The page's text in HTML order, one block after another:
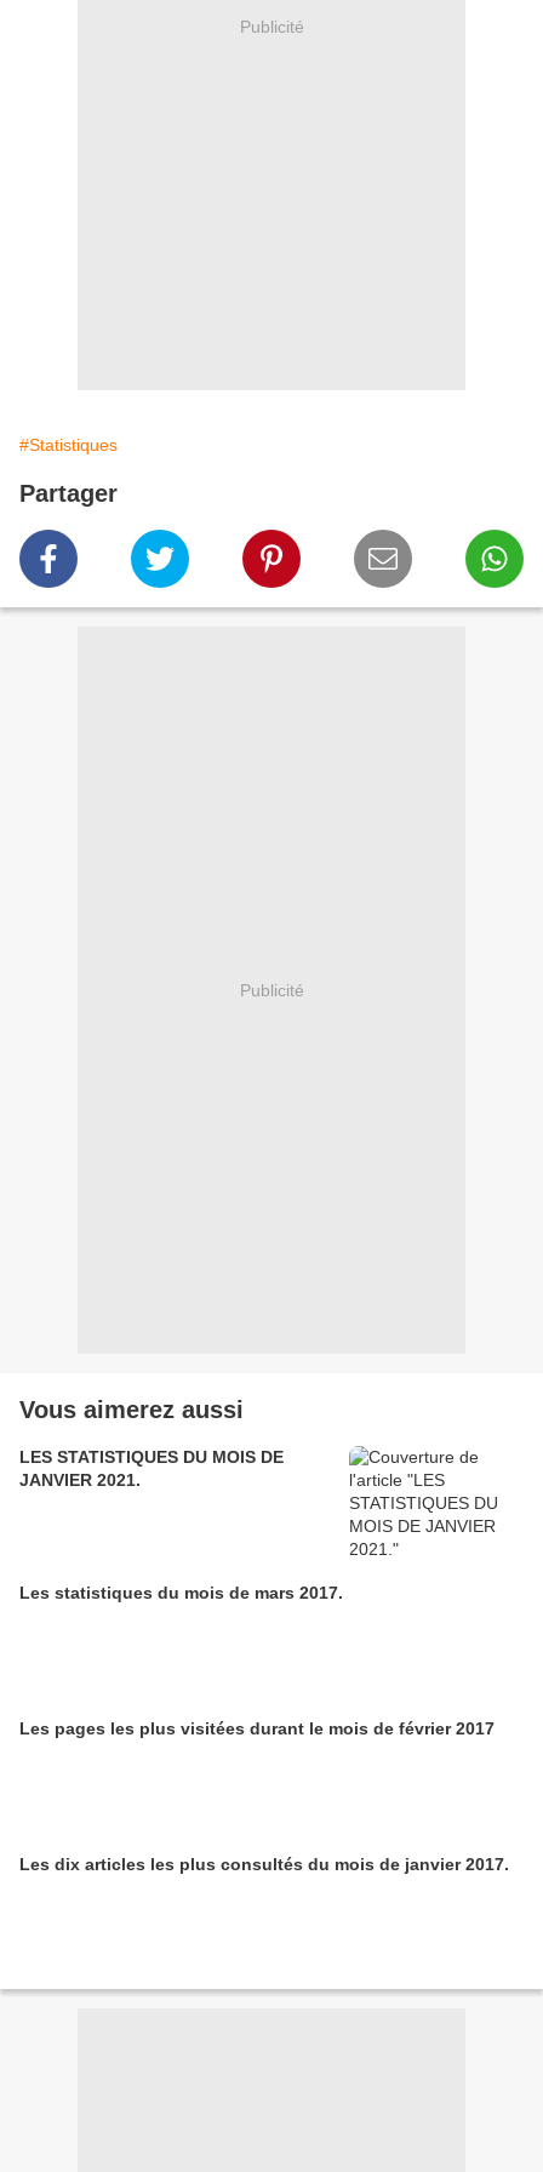
Publicité
#Statistiques
Partager
Publicité
Vous aimerez aussi
LES STATISTIQUES DU MOIS DE
JANVIER 2021.
Les statistiques du mois de mars 2017.
Les pages les plus visitées durant le mois de février 2017
Les dix articles les plus consultés du mois de janvier 2017.